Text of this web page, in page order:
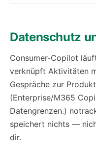
Datenschutz
Consumer-Copilot
verknüpft Aktivitäten
Gespräche zur
(Enterprise/M365
Datengrenzen.)
speichert nichts —
dir.